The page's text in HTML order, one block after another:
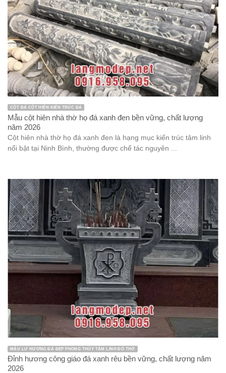
CỘT ĐÁ CỘT HIÊN KIẾN TRÚC ĐÁ
Mẫu cột hiên nhà thờ họ đá xanh đen bền vững, chất lượng
năm 2026
Cột hiên nhà thờ họ đá xanh đen là hạng mục kiến trúc tâm linh
nổi bật tại Ninh Bình, thường được chế tác nguyên ...
MẪU LƯ HƯƠNG ĐÁ ĐẸP PHONG THỦY TÂM LINH ĐỒ THỜ
Đỉnh hương công giáo đá xanh rêu bền vững, chất lượng năm
2026